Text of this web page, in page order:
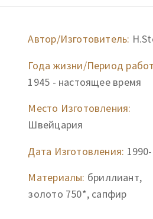
Автор/Изготовитель:
Года жизни/Период
1945 - настоящее время
Место Изготовления:
Швейцария
Дата Изготовления:
Материалы: бриллиант,
золото 750*, сапфир